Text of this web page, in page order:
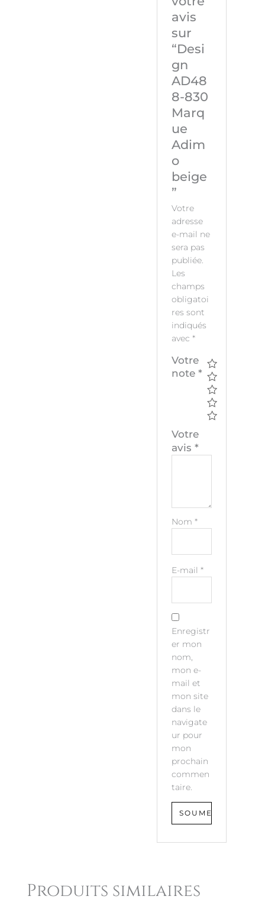
avis
sur
“Desi
gn
AD48
8-830
Marq
ue
Adim
o
beige
”
Votre
adresse
e-mail ne
sera pas
publiée.
Les
champs
obligatoi
res sont
indiqués
avec *
Votre
note *
Votre
avis *
Nom *
E-mail *
Enregistr
er mon
nom,
mon e-
mail et
mon site
dans le
navigate
ur pour
mon
prochain
commen
taire.
Produits similaires